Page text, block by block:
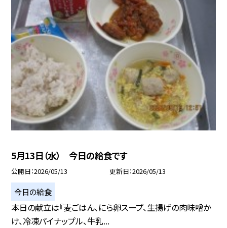
5月13日（水） 今日の給食です
公開日 2026/05/13 更新日 2026/05/13
今日の給食
本日の献立は『麦ごはん、にら卵スープ、生揚げの肉味噌か
け、冷凍パイナップル、牛乳...